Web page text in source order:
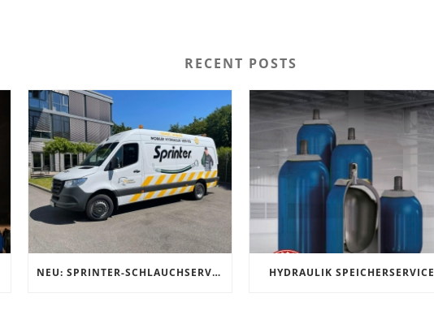
RECENT POSTS
NEU: SPRINTER-SCHLAUCHSERVICE HYDRAULIK SPEICHERSERVICE